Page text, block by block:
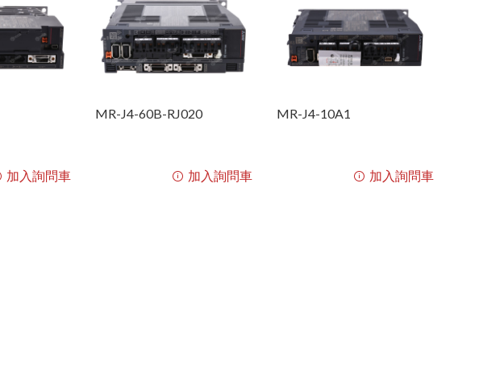
減速機 系列
線材
加入詢問車
MR-J4-60B-RJ020
加入詢問車
MR-J4-10A1
加入詢問車